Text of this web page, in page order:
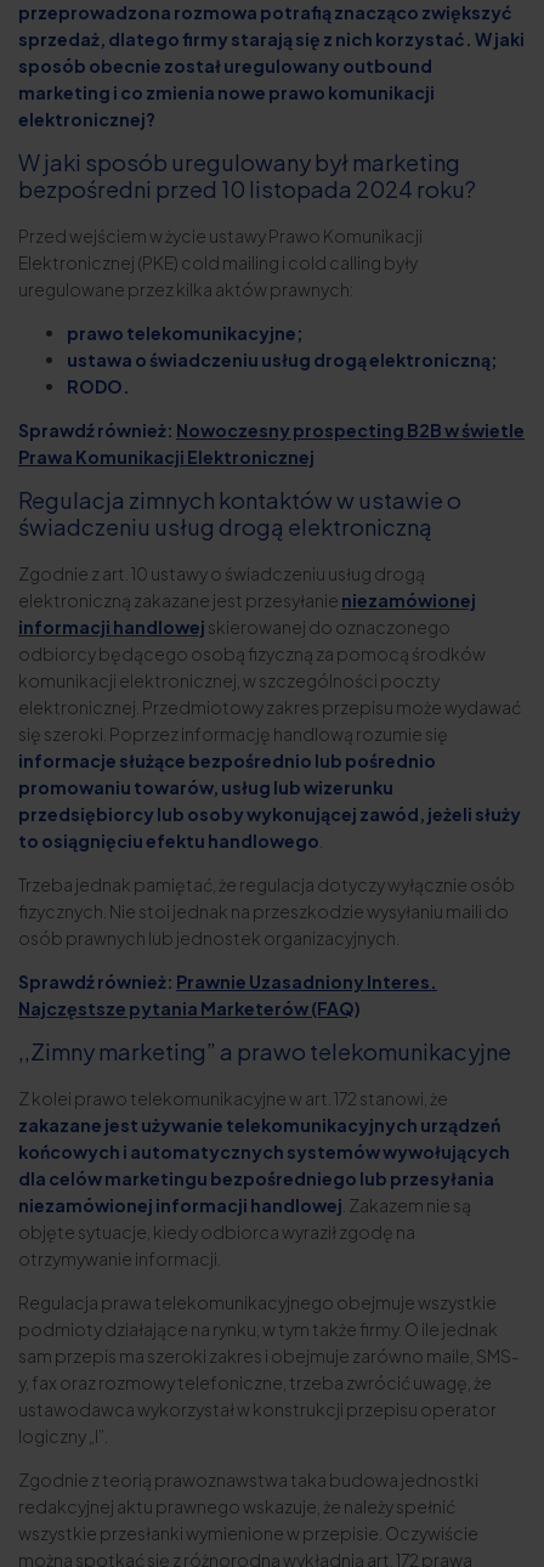
przeprowadzona rozmowa potrafią znacząco zwiększyć
sprzedaż, dlatego firmy starają się z nich korzystać. W jaki
sposób obecnie został uregulowany outbound
marketing i co zmienia nowe prawo komunikacji
elektronicznej?
W jaki sposób uregulowany był marketing
bezpośredni przed 10 listopada 2024 roku?
Przed wejściem w życie ustawy Prawo Komunikacji
Elektronicznej (PKE) cold mailing i cold calling były
uregulowane przez kilka aktów prawnych:
prawo telekomunikacyjne;
ustawa o świadczeniu usług drogą elektroniczną;
RODO.
Sprawdź również: Nowoczesny prospecting B2B w świetle
Prawa Komunikacji Elektronicznej
Regulacja zimnych kontaktów w ustawie o
świadczeniu usług drogą elektroniczną
Zgodnie z art. 10 ustawy o świadczeniu usług drogą
elektroniczną zakazane jest przesyłanie niezamówionej
informacji handlowej skierowanej do oznaczonego
odbiorcy będącego osobą fizyczną za pomocą środków
komunikacji elektronicznej, w szczególności poczty
elektronicznej. Przedmiotowy zakres przepisu może wydawać
się szeroki. Poprzez informację handlową rozumie się
informacje służące bezpośrednio lub pośrednio
promowaniu towarów, usług lub wizerunku
przedsiębiorcy lub osoby wykonującej zawód, jeżeli służy
to osiągnięciu efektu handlowego
Trzeba jednak pamiętać, że regulacja dotyczy wyłącznie osób
fizycznych. Nie stoi jednak na przeszkodzie wysyłaniu maili do
osób prawnych lub jednostek organizacyjnych.
Sprawdź również: Prawnie Uzasadniony Interes.
Najczęstsze pytania Marketerów (FAQ)
,,Zimny marketing” a prawo telekomunikacyjne
Z kolei prawo telekomunikacyjne w art. 172 stanowi, że
zakazane jest używanie telekomunikacyjnych urządzeń
końcowych i automatycznych systemów wywołujących
dla celów marketingu bezpośredniego lub przesyłania
niezamówionej informacji handlowej . Zakazem nie są
objęte sytuacje, kiedy odbiorca wyraził zgodę na
otrzymywanie informacji.
Regulacja prawa telekomunikacyjnego obejmuje wszystkie
podmioty działające na rynku, w tym także firmy. O ile jednak
sam przepis ma szeroki zakres i obejmuje zarówno maile, SMS-
y, fax oraz rozmowy telefoniczne, trzeba zwrócić uwagę, że
ustawodawca wykorzystał w konstrukcji przepisu operator
logiczny „I”.
Zgodnie z teorią prawoznawstwa taka budowa jednostki
redakcyjnej aktu prawnego wskazuje, że należy spełnić
wszystkie przesłanki wymienione w przepisie. Oczywiście
można spotkać się z różnorodną wykładnią art. 172 prawa